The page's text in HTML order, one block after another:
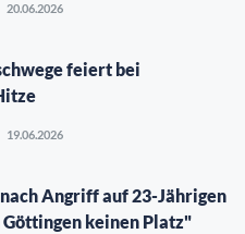
20.06.2026
feiert bei
19.06.2026
Angriff auf 23-Jährigen
Göttingen keinen Platz"